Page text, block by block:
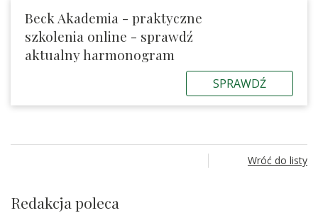
Beck Akademia - praktyczne
szkolenia online - sprawdź
aktualny harmonogram
SPRAWDŹ
Wróć do listy
Redakcja poleca